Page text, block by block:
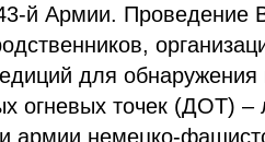
й Армии. Проведение
для обнаружения
огневых точек (ДОТ) –
армии немецко-